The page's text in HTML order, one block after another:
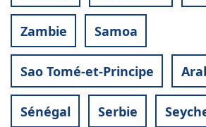
Zambie Samoa
Sao Tomé-et-Principe
Sénégal Serbie